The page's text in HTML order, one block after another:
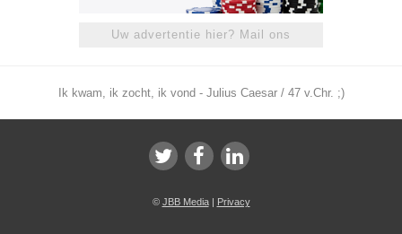
Uw advertentie hier? Mail ons
Ik kwam, ik zocht, ik vond - Julius Caesar / 47 v.Chr. ;)
© JBB Media| Privacy